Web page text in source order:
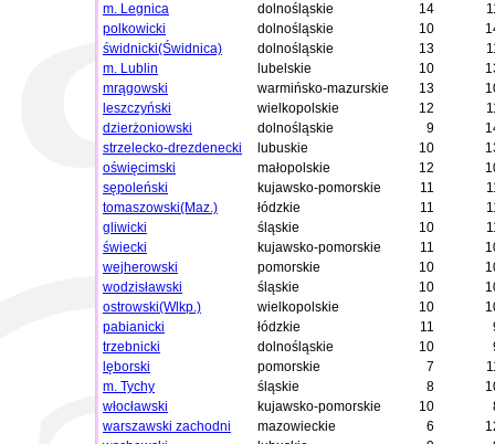
m. Legnica
dolnośląskie 14
polkowicki
dolnośląskie 10
świdnicki(Świdnica)
dolnośląskie 13
m. Lublin
lubelskie 10
mrągowski
warmińsko-mazurskie 13
leszczyński
wielkopolskie 12
dzierżoniowski
dolnośląskie 9
strzelecko-drezdenecki
lubuskie 10
oświęcimski
małopolskie 12
sępoleński
kujawsko-pomorskie 11
tomaszowski(Maz.)
łódzkie 11
gliwicki
śląskie 10
świecki
kujawsko-pomorskie 11
wejherowski
pomorskie 10
wodzisławski
śląskie 10
ostrowski(Wlkp.)
wielkopolskie 10
pabianicki
łódzkie 11
trzebnicki
dolnośląskie 10
lęborski
pomorskie 7
m. Tychy
śląskie 8
włocławski
kujawsko-pomorskie 10
warszawski zachodni
mazowieckie 6